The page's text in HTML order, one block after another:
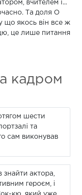
вчителем і...
Та доля О
що якось він все ж
це лише питання
кадром
шести
та
сам виконував
актора,
героєм, і